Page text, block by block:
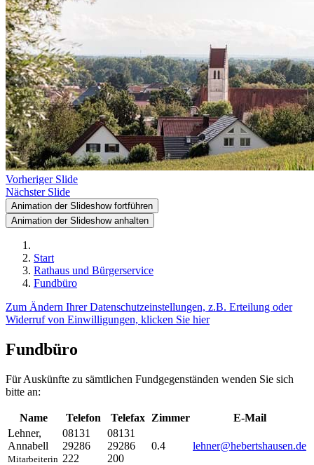
Vorheriger Slide
Nächster Slide
Animation der Slideshow fortführen
Animation der Slideshow anhalten
Start
Rathaus und Bürgerservice
Fundbüro
Zum Ändern Ihrer Datenschutzeinstellungen, z.B. Erteilung oder
Widerruf von Einwilligungen, klicken Sie hier
Fundbüro
Für Auskünfte zu sämtlichen Fundgegenständen wenden Sie sich
bitte an:
Name Telefon Telefax Zimmer
E-Mail
Lehner,
Annabell
Mitarbeiterin
08131
29286
222
08131
29286
200
0.4 lehner@hebertshausen.de